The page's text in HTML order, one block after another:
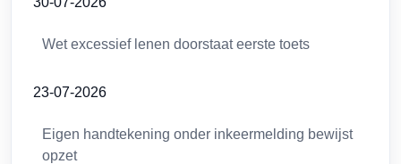
Wet excessief lenen doorstaat eerste toets
23-07-2026
Eigen handtekening onder inkeermelding bewijst
opzet